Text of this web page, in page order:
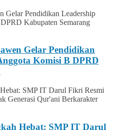
Gelar Pendidikan
Komisi B DPRD
Hebat: SMP IT Darul